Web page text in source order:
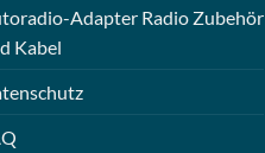
Adapter Radio Zubehör
Kabel